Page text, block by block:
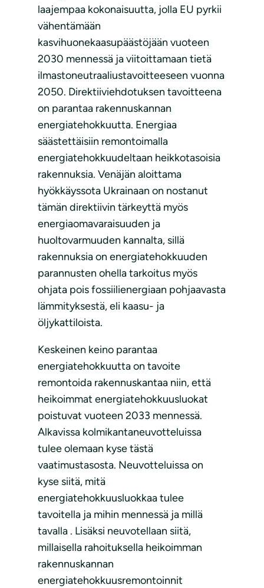
laajempaa kokonaisuutta, jolla EU pyrkii
vähentämään
kasvihuonekaasupäästöjään vuoteen
2030 mennessä ja viitoittamaan tietä
ilmastoneutraaliustavoitteeseen vuonna
2050. Direktiiviehdotuksen tavoitteena
on parantaa rakennuskannan
energiatehokkuutta. Energiaa
säästettäisiin remontoimalla
energiatehokkuudeltaan heikkotasoisia
rakennuksia. Venäjän aloittama
hyökkäyssota Ukrainaan on nostanut
tämän direktiivin tärkeyttä myös
energiaomavaraisuuden ja
huoltovarmuuden kannalta, sillä
rakennuksia on energiatehokkuuden
parannusten ohella tarkoitus myös
ohjata pois fossiilienergiaan pohjaavasta
lämmityksestä, eli kaasu- ja
öljykattiloista.
Keskeinen keino parantaa
energiatehokkuutta on tavoite
remontoida rakennuskantaa niin, että
heikoimmat energiatehokkuusluokat
poistuvat vuoteen 2033 mennessä.
Alkavissa kolmikantaneuvotteluissa
tulee olemaan kyse tästä
vaatimustasosta. Neuvotteluissa on
kyse siitä, mitä
energiatehokkuusluokkaa tulee
tavoitella ja mihin mennessä ja millä
tavalla . Lisäksi neuvotellaan siitä,
millaisella rahoituksella heikoimman
rakennuskannan
energiatehokkuusremontoinnit